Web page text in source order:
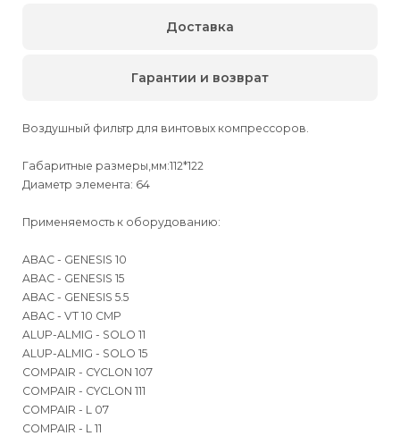
Воздушный фильтр для винтовых компрессоров.
Габаритные размеры,мм:112*122
Диаметр элемента: 64
Применяемость к оборудованию:
ABAC - GENESIS 10
ABAC - GENESIS 15
ABAC - GENESIS 5.5
ABAC - VT 10 CMP
ALUP-ALMIG - SOLO 11
ALUP-ALMIG - SOLO 15
COMPAIR - CYCLON 107
COMPAIR - CYCLON 111
COMPAIR - L 07
COMPAIR - L 11
Доставка
Гарантии и возврат